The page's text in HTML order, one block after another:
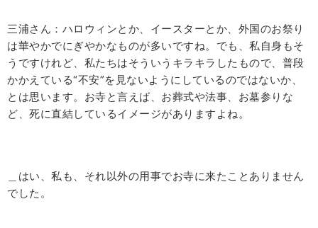
三浦さん：ハロウィンとか、イースターとか、外国のお祭り
は華やかでにぎやかなものが多いですね。でも、私自身もそ
うですけれど、私たちはそういうキラキラしたもので、普段
かかえている“不安”を見ないようにしているのではないか、
とは思います。お寺と言えば、お葬式や法事、お墓参りな
ど、死に直結しているイメージがありますよね。
＿はい、私も、それ以外の用事でお寺に来たことありません
でした。